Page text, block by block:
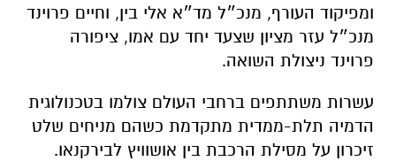
ומפיקוד העורף, מנכ״ל מד״א אלי בין, וחיים פרוינד
מנכ״ל עזר מציון שצעד יחד עם אמו, ציפורה
פרוינד ניצולת השואה.
עשרות משתתפים ברחבי העולם צולמו בטכנולוגית
הדמיה תלת-ממדית מתקדמת כשהם מניחים שלט
זיכרון על מסילת הרכבת בין אושוויץ לבירקנאו.